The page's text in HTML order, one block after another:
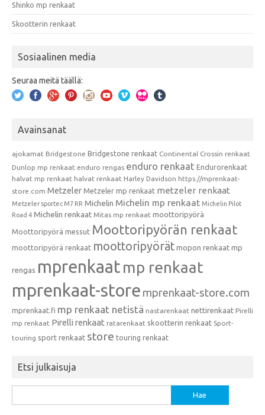
Shinko mp renkaat
Skootterin renkaat
Sosiaalinen media
Seuraa meitä täällä:
Avainsanat
ajokamat Bridgestone Bridgestone renkaat Continental Crossin renkaat
Dunlop mp renkaat enduro rengas enduro renkaat Endurorenkaat
halvat mp renkaat halvat renkaat Harley Davidson https://mprenkaat-
store.com Metzeler Metzeler mp renkaat metzeler renkaat
Metzeler sportec M7 RR Michelin Michelin mp renkaat Michelin Pilot
Road 4 Michelin renkaat Mitas mp renkaat moottoripyörä
Moottoripyörä messut Moottoripyörän renkaat
moottoripyörä renkaat moottoripyörät mopon renkaat mp
rengas mprenkaat mp renkaat
mprenkaat-store mprenkaat-store.com
mprenkaat.fi mp renkaat netistä nastarenkaat nettirenkaat Pirelli
mp renkaat Pirelli renkaat ratarenkaat skootterin renkaat Sport-
touring sport renkaat store touring renkaat
Etsi julkaisuja